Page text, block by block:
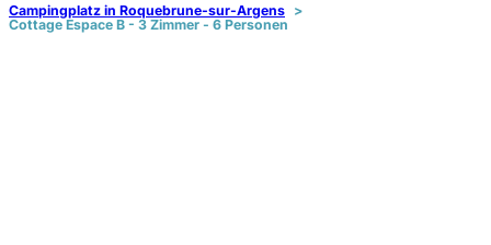
Campingplatz in Roquebrune-sur-Argens
Cottage Espace B - 3 Zimmer - 6 Personen